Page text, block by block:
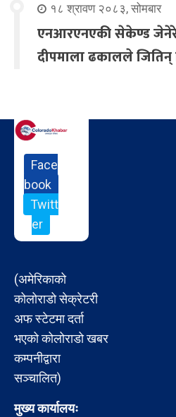
१८ श्रावण २०८३, सोमबार
एनआरएनएकी सेकेण्ड
दीपमाला ढकालले
Face
book
Twitt
er
(अमेरिकाको
कोलोराडो सेक्रेटरी
अफ स्टेटमा दर्ता
भएको कोलोराडो खबर
कम्पनीद्वारा
सञ्चालित)
मुख्य कार्यालयः